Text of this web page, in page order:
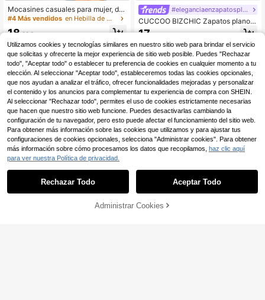
Mocasines casuales para mujer, de
coración de cubo de metal de mod
#4 Más vendidos en Hebilla de metal Pisos De Mujer
18,28€
#eleganciaenzapatosplanos
CUCCOO BIZCHIC Zapatos planos
elegantes y brillantes con slip-on p
Navidad y San Valentín
17,78€
AÑADIR A LA BOLSA
Utilizamos cookies y tecnologías similares en nuestro sitio web para brindar el servicio
que solicitas y ofrecerte la mejor experiencia de sitio web posible. Puedes "Rechazar
todo", "Aceptar todo" o establecer tu preferencia de cookies en cualquier momento a tu
elección. Al seleccionar "Aceptar todo", estableceremos todas las cookies opcionales,
que nos ayudan a analizar el tráfico, ofrecer funcionalidades mejoradas y personalizar
el contenido y los anuncios para complementar tu experiencia de compra con SHEIN.
Al seleccionar "Rechazar todo", permites el uso de cookies estrictamente necesarias
que hacen que nuestro sitio web funcione. Puedes desactivarlas cambiando la
configuración de tu navegador, pero esto puede afectar el funcionamiento del sitio web.
Para obtener más información sobre las cookies que utilizamos y para ajustar tus
configuraciones de cookies opcionales, selecciona "Administrar cookies". Para obtener
más información sobre cómo procesamos los datos que recopilamos, haz clic aquí
para ver nuestra Política de privacidad.
Rechazar Todo Aceptar Todo
Administrar Cookies